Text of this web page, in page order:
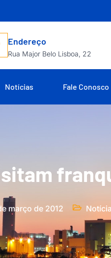
Endereço
Rua Major Belo Lisboa, 22
Notícias Fale Conosco
março de 2012